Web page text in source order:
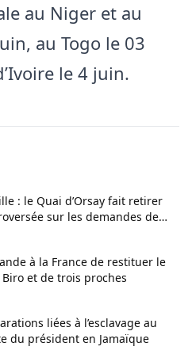
au Niger et au
au Togo le 03
le 4 juin.
: le Quai d’Orsay fait retirer
sur les demandes de
à la France de restituer le
et de trois proches
liées à l’esclavage au
du président en Jamaïque